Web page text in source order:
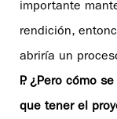
importante
rendición,
abriría un
P. ¿Pero cómo
que tener el